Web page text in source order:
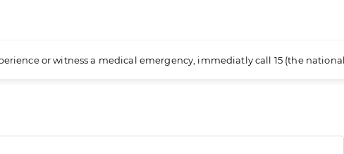
or witness a medical emergency, immediatly call 15 (the